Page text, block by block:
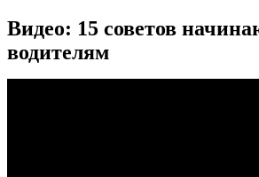
Видео: 15 советов
водителям